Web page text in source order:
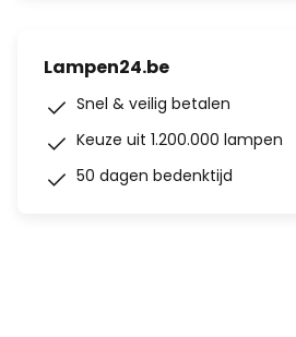
Lampen24.be
Snel & veilig betalen
Keuze uit 1.200.000 lampen
50 dagen bedenktijd